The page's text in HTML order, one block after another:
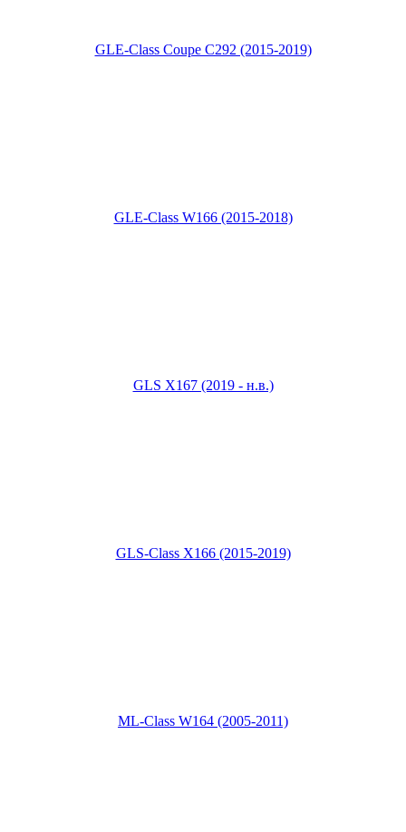
GLE-Class Coupe C292 (2015-2019)
GLE-Class W166 (2015-2018)
GLS X167 (2019 - н.в.)
GLS-Class X166 (2015-2019)
ML-Class W164 (2005-2011)